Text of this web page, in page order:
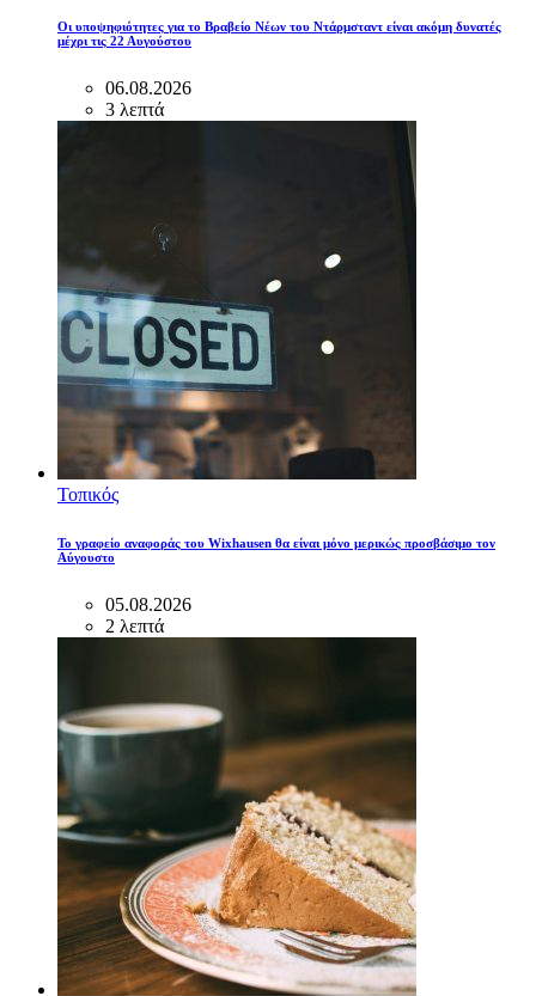
Οι υποψηφιότητες για το Βραβείο Νέων του Ντάρμσταντ είναι ακόμη δυνατές
μέχρι τις 22 Αυγούστου
06.08.2026
3 λεπτά
Τοπικός
Το γραφείο αναφοράς του Wixhausen θα είναι μόνο μερικώς προσβάσιμο τον
Αύγουστο
05.08.2026
2 λεπτά